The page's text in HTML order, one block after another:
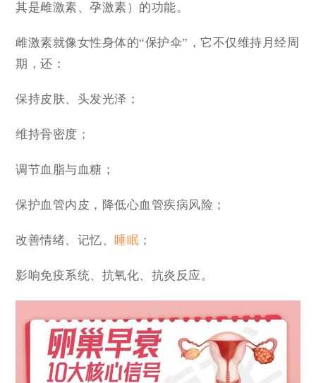
其是雌激素、孕激素）的功能。
雌激素就像女性身体的“保护伞”，它不仅维持月经周
期，还：
保持皮肤、头发光泽；
维持骨密度；
调节血脂与血糖；
保护血管内皮，降低心血管疾病风险；
改善情绪、记忆、 睡眠 ；
影响免疫系统、抗氧化、抗炎反应。